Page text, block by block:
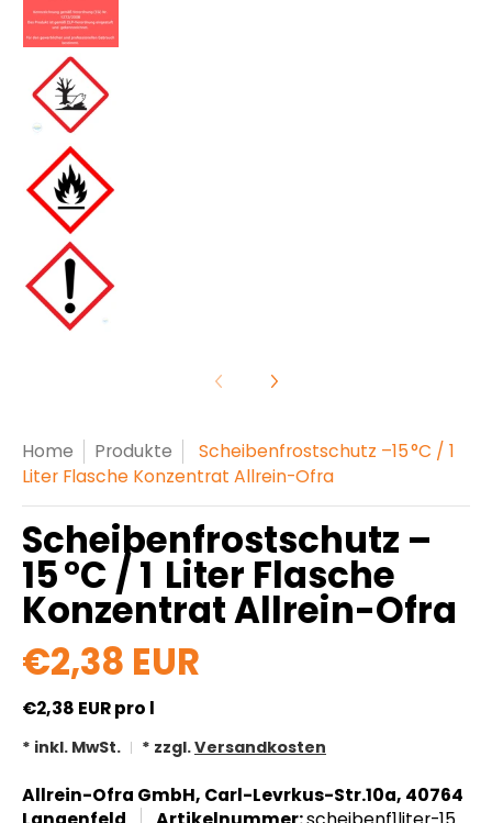
Home Produkte
Scheibenfrostschutz –15 °C / 1
Liter Flasche Konzentrat Allrein-Ofra
Scheibenfrostschutz –
15 °C / 1 Liter Flasche
Konzentrat Allrein-Ofra
€2,38 EUR
€2,38 EURpro l
* inkl. MwSt. * zzgl.Versandkosten
Allrein-Ofra GmbH, Carl-Levrkus-Str.10a, 40764